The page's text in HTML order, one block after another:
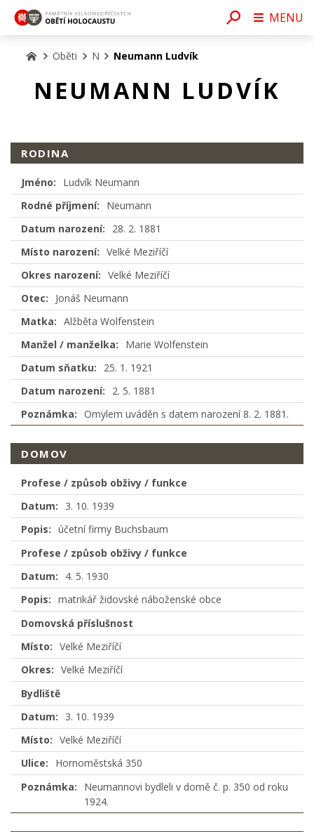
Oběti N Neumann Ludvík
NEUMANN LUDVÍK
RODINA
Jméno:
Ludvík Neumann
Rodné příjmení:
Neumann
Datum narození:
28. 2. 1881
Místo narození: Velké Meziříčí
Okres narození: Velké Meziříčí
Otec:
Jonáš Neumann
Matka: Alžběta Wolfenstein
Manžel / manželka:
Marie Wolfenstein
Datum sňatku:
25. 1. 1921
Datum narození:
2. 5. 1881
Poznámka: Omylem uváděn s datem narození 8. 2. 1881.
DOMOV
Profese / způsob obživy / funkce
Datum:
3. 10. 1939
Popis: účetní firmy Buchsbaum
Profese / způsob obživy / funkce
Datum:
4. 5. 1930
Popis: matrikář židovské náboženské obce
Domovská příslušnost
Místo: Velké Meziříčí
Okres: Velké Meziříčí
Bydliště
Datum:
3. 10. 1939
Místo: Velké Meziříčí
Ulice:
Hornoměstská 350
Poznámka:
Neumannovi bydleli v domě č. p. 350 od roku
1924.
MENU